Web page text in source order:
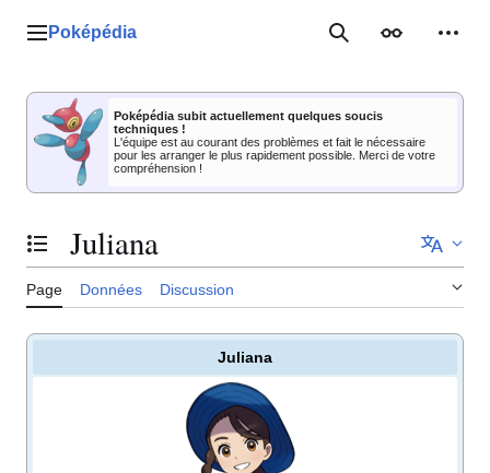
Menu principal
Poképédia RechercherApparence
Poképédia subit actuellement quelques soucis
techniques !
L'équipe est au courant des problèmes et fait le nécessaire
pour les arranger le plus rapidement possible. Merci de votre
compréhension !
Basculer la table des matières
Juliana
Page Données Discussion
Juliana